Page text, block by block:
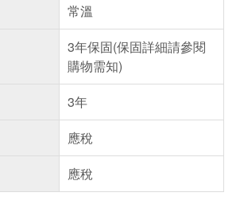
常溫
3年保固(保固詳細請參閱
購物需知)
3年
應稅
應稅